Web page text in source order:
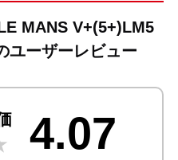
MANS V+(5+)LM5
ユーザーレビュー
4.07